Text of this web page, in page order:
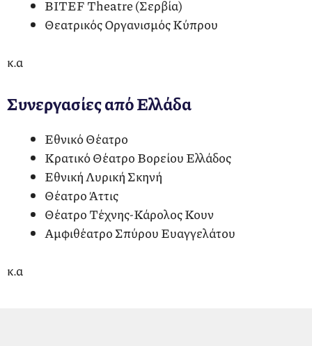
BITEF Theatre (Σερβία)
Θεατρικός Οργανισμός Κύπρου
κ.α
Συνεργασίες από Ελλάδα
Εθνικό Θέατρο
Κρατικό Θέατρο Βορείου Ελλάδος
Εθνική Λυρική Σκηνή
Θέατρο Άττις
Θέατρο Τέχνης-Κάρολος Κουν
Αμφιθέατρο Σπύρου Ευαγγελάτου
κ.α